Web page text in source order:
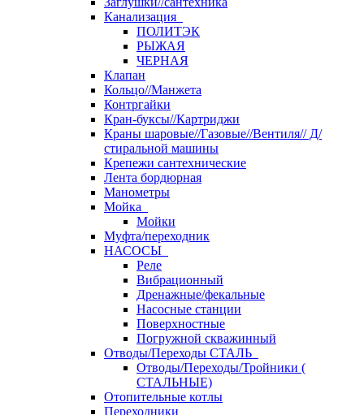
Канализация
ПОЛИТЭК
РЫЖАЯ
ЧЕРНАЯ
Клапан
Кольцо//Манжета
Контргайки
Кран-буксы//Картриджи
Краны шаровые//Газовые//Вентиля// Д/
стиральной машины
Крепежи сантехнические
Лента бордюрная
Манометры
Мойка
Мойки
Муфта/переходник
НАСОСЫ
Реле
Вибрационный
Дренажные/фекальные
Насосные станции
Поверхностные
Погружной скважинный
Отводы/Переходы СТАЛЬ
Отводы/Переходы/Тройники (
СТАЛЬНЫЕ)
Отопительные котлы
Переходники